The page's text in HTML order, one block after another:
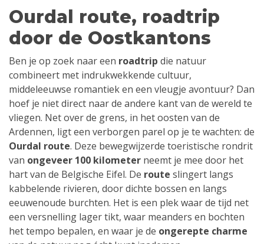
Ourdal route, roadtrip
door de Oostkantons
Ben je op zoek naar een roadtrip die natuur
combineert met indrukwekkende cultuur,
middeleeuwse romantiek en een vleugje avontuur? Dan
hoef je niet direct naar de andere kant van de wereld te
vliegen. Net over de grens, in het oosten van de
Ardennen, ligt een verborgen parel op je te wachten: de
Ourdal route. Deze bewegwijzerde toeristische rondrit
van ongeveer 100 kilometer neemt je mee door het
hart van de Belgische Eifel. De route slingert langs
kabbelende rivieren, door dichte bossen en langs
eeuwenoude burchten. Het is een plek waar de tijd net
een versnelling lager tikt, waar meanders en bochten
het tempo bepalen, en waar je de ongerepte charme